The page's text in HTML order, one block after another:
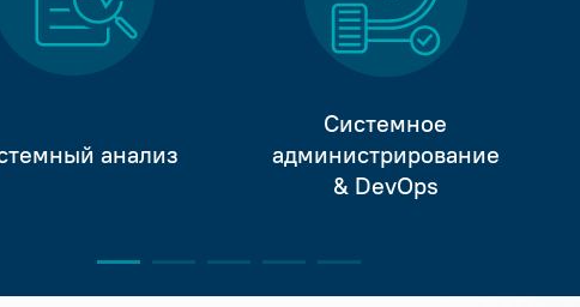
анализ
Системное
администрирование
& DevOps